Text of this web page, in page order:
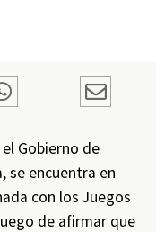
Gobierno de
se encuentra en
con los Juegos
de afirmar que